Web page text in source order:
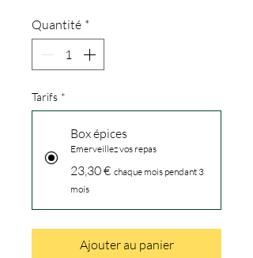
Quantité *
Tarifs *
Box épices
Emerveillez vos repas
23,30 € chaque mois pendant 3
mois
Ajouter au panier